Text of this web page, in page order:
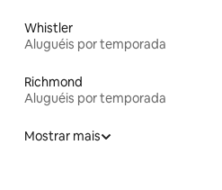
Whistler
Aluguéis por temporada
Richmond
Aluguéis por temporada
Mostrar mais